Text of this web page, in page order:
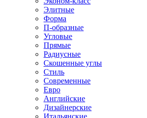
Элитные
Форма
П-образные
Угловые
Прямые
Радиусные
Скошенные углы
Стиль
Современные
Евро
Английские
Дизайнерские
Итальянские